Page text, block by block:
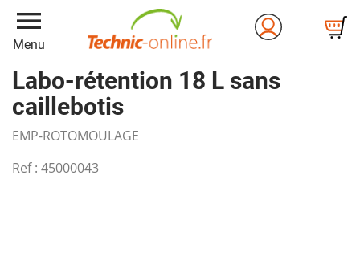
menu
Menu
Labo-rétention 18 L sans
caillebotis
EMP-ROTOMOULAGE
Ref : 45000043